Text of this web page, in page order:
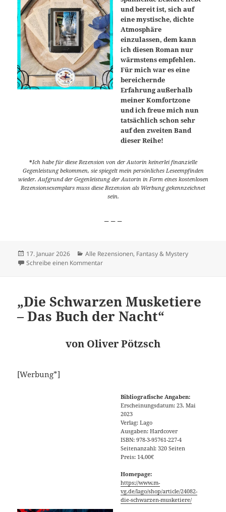
und bereit ist, sich auf
eine mystische, dichte
Atmosphäre
einzulassen, dem kann
ich diesen Roman nur
wärmstens empfehlen.
Für mich war es eine
bereichernde
Erfahrung außerhalb
meiner Komfortzone
und ich freue mich nun
tatsächlich schon sehr
auf den zweiten Band
dieser Reihe!
*Ich habe für diese Rezension von der Autorin keinerlei finanzielle
Gegenleistung bekommen, sie spiegelt mein persönliches Leseempfinden
wieder. Aufgrund der Gegenleistung der Autorin in Form eines kostenlosen
Rezensionsexemplars muss diese Rezension als Werbung gekennzeichnet
sein.
Veröffentlicht
am
17. Januar 2026 Kategorien
Alle Rezensionen, Fantasy & Mystery
Schreibe einen Kommentarzu „Haus im Nebel (Kathy O’Banion-
„Die Schwarzen Musketiere
– Das Buch der Nacht“
von Oliver Pötzsch
[Werbung*]
Bibliografische Angaben:
Erscheinungsdatum: 23. Mai
2023
Verlag: Lago
Ausgaben: Hardcover
ISBN: 978-3-95761-227-4
Seitenanzahl: 320 Seiten
Preis: 14,00€
Homepage:
https://www.m-
vg.de/lago/shop/article/24082-
die-schwarzen-musketiere/